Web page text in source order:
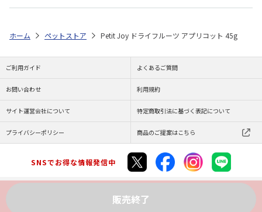
販売終了
ホーム ペットストア Petit Joy ドライフルーツ アプリコット 45g
ご利用ガイド よくあるご質問
お問い合わせ 利用規約
サイト運営会社について 特定商取引法に基づく表記について
プライバシーポリシー 商品のご提案はこちら
SNSでお得な情報発信中